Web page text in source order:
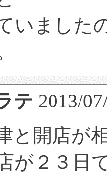
いました
テ 2013/
と開店が
が２３日